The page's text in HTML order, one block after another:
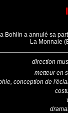
Bohlin a annulé sa
La Monnaie
direction
metteur en
conception de